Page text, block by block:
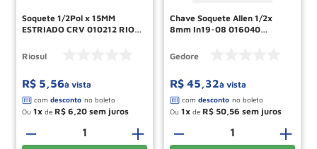
Soquete 1/2Pol x 15MM
ESTRIADO CRV 010212 RIO
Riosul
R$ 5,56à vista
Ou 1 de R$ 6,20
＋
－
Chave Soquete Allen 1/2x
8mm In19-08 016040
Gedore
R$ 45,32à vista
Ou 1 de R$ 50,56
＋
－